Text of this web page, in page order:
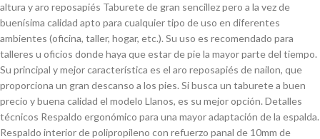
altura y aro reposapiés Taburete de gran sencillez pero a la vez de
buenísima calidad apto para cualquier tipo de uso en diferentes
ambientes (oficina, taller, hogar, etc.). Su uso es recomendado para
talleres u oficios donde haya que estar de pie la mayor parte del tiempo.
Su principal y mejor característica es el aro reposapiés de nailon, que
proporciona un gran descanso a los pies. Si busca un taburete a buen
precio y buena calidad el modelo Llanos, es su mejor opción. Detalles
técnicos Respaldo ergonómico para una mayor adaptación de la espalda.
Respaldo interior de polipropileno con refuerzo panal de 10mm de